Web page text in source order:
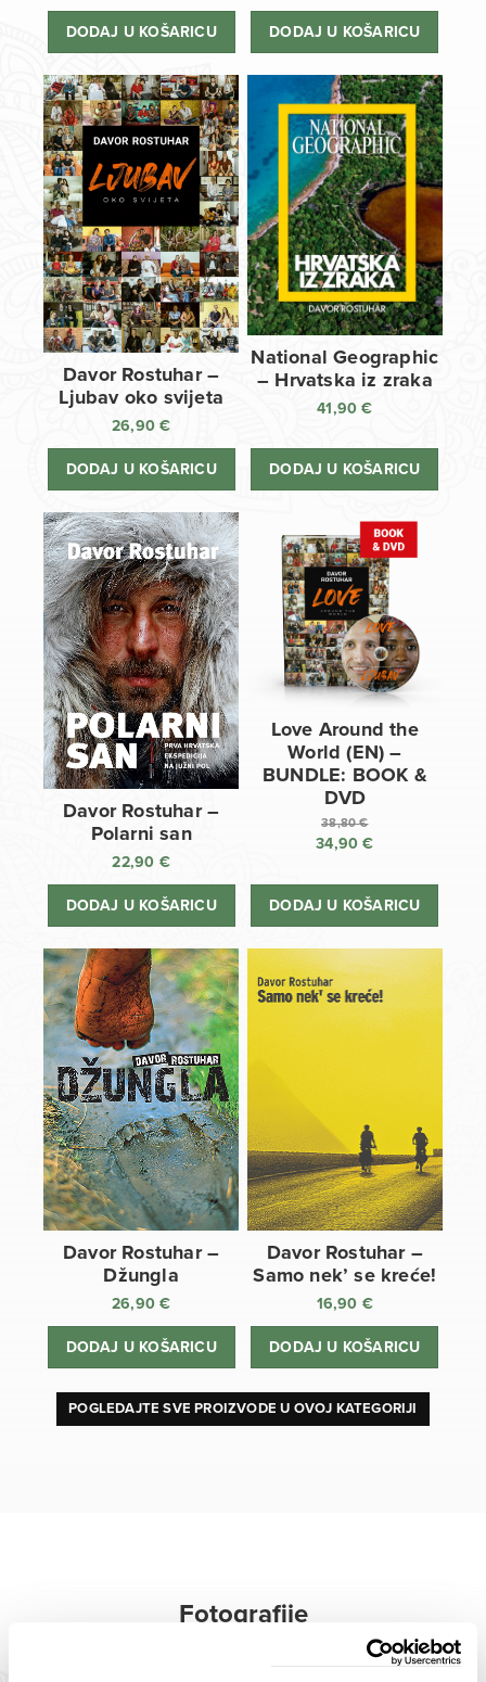
DODAJ U KOŠARICU
38,80 €.
34,90 €.
DODAJ U KOŠARICU
Davor Rostuhar –
Ljubav oko svijeta
26,90€
DODAJ U KOŠARICU
National Geographic
– Hrvatska iz zraka
41,90€
DODAJ U KOŠARICU
Davor Rostuhar –
Polarni san
22,90 €
DODAJ U KOŠARICU
Love Around the
World (EN) –
BUNDLE: BOOK &
DVD
38,80€
Izvorna
bila
34,90€
cijena
DODAJ U KOŠARICU
Davor Rostuhar –
Džungla
26,90€
DODAJ U KOŠARICU
Davor Rostuhar –
Samo nek’ se kreće!
16,90 €
DODAJ U KOŠARICU
POGLEDAJTE SVE PROIZVODE U OVOJ KATEGORIJI
Fotografije